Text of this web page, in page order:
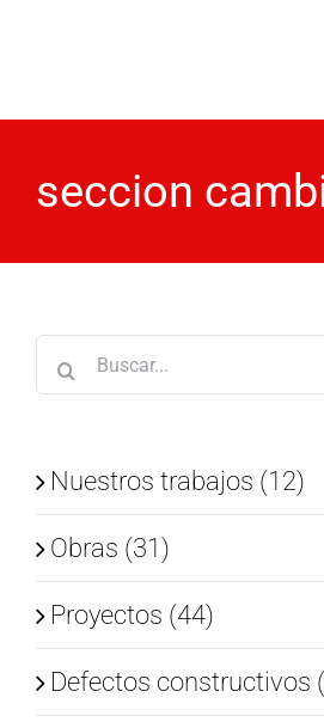
seccion
Buscar:
Nuestros trabajos (12)
Obras (31)
Proyectos (44)
Defectos constructivos